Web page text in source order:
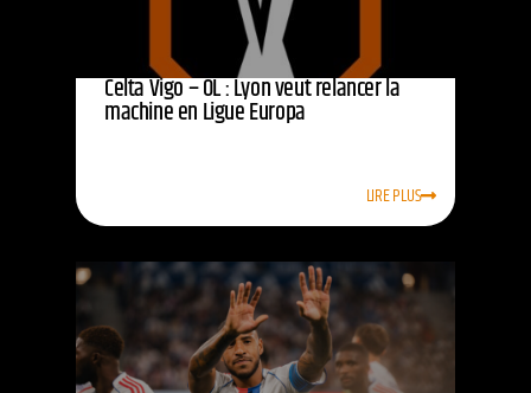
Celta Vigo – OL : Lyon veut relancer la
machine en Ligue Europa
LIRE PLUS